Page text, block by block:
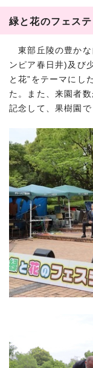
緑と花のフェス
東部丘陵の豊かな
ンピア春日井)及び
と花”をテーマにし
た。また、来園者
記念して、果樹園